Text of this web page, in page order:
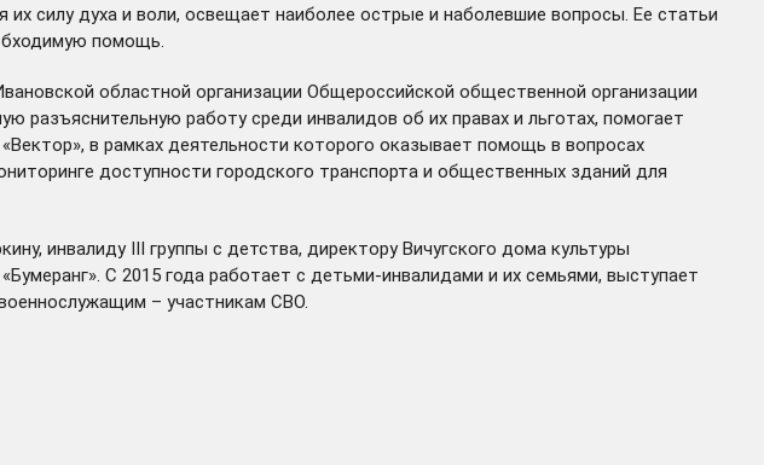
силу духа и воли, освещает наиболее острые и наболевшие вопросы. Ее статьи
помощь.
областной организации Общероссийской общественной организации
разъяснительную работу среди инвалидов об их правах и льготах, помогает
в рамках деятельности которого оказывает помощь в вопросах
доступности городского транспорта и общественных зданий для
инвалиду III группы с детства, директору Вичугского дома культуры
С 2015 года работает с детьми-инвалидами и их семьями, выступает
– участникам СВО.